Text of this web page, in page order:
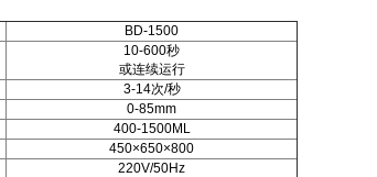
BD-1500
10-600秒
或连续运行
3-14次/秒
0-85mm
400-1500ML
450×650×800
220V/50Hz